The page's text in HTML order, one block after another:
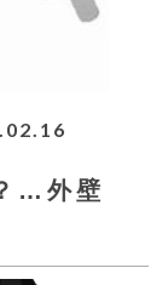
…外壁